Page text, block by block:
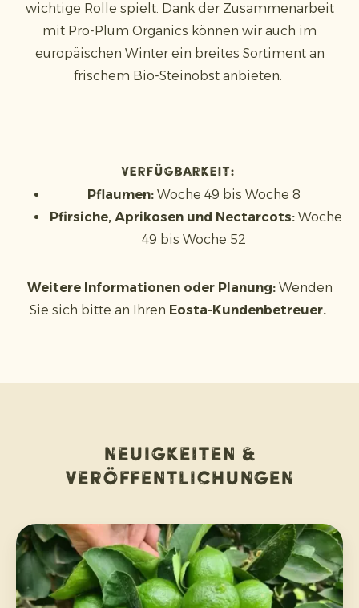
wichtige Rolle spielt. Dank der Zusammenarbeit
mit Pro-Plum Organics können wir auch im
europäischen Winter ein breites Sortiment an
frischem Bio-Steinobst anbieten.
Verfügbarkeit:
Pflaumen: Woche 49 bis Woche 8
Pfirsiche, Aprikosen und Nectarcots: Woche
49 bis Woche 52
Weitere Informationen oder Planung:Wenden
Sie sich bitte an Ihren Eosta-Kundenbetreuer.
Neuigkeiten &
Veröffentlichungen